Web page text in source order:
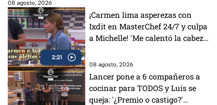
08 agosto, 2026
2:21
¡Carmen lima asperezas con
Ixdit en MasterChef 24/7 y culpa
a Michelle! 'Me calentó la cabeza'
08 agosto, 2026
Lancer pone a 6 compañeros a
cocinar para TODOS y Luis se
queja: '¿Premio o castigo?'